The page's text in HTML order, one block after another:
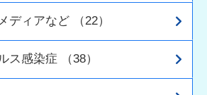
ディアなど （22）
ス感染症 （38）